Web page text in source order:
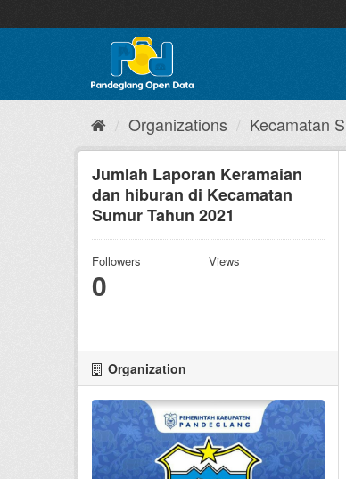
to
Organizations Kecamatan
Jumlah Laporan Keramaian
dan hiburan di Kecamatan
Sumur Tahun 2021
Followers
0
Views
Organization